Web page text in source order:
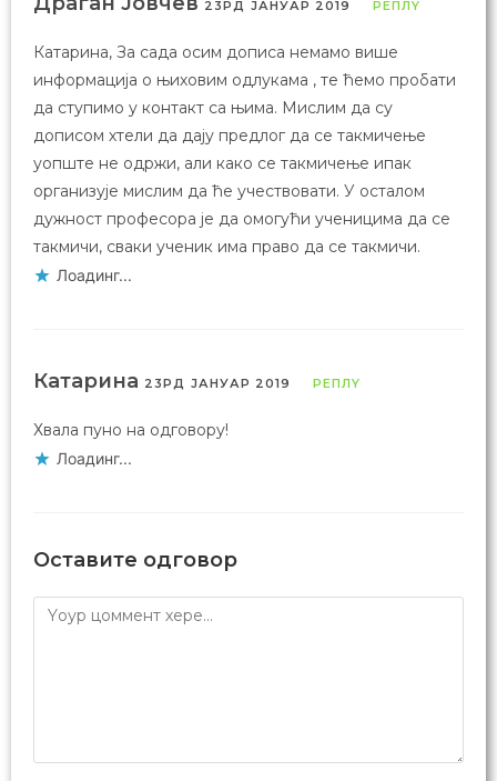
23РД ЈАНУАР 2019 РЕПЛY
Катарина, За сада осим дописа немамо више
информација о њиховим одлукама , те ћемо пробати
да ступимо у контакт са њима. Мислим да су
дописом хтели да дају предлог да се такмичење
уопште не одржи, али како се такмичење ипак
организује мислим да ће учествовати. У осталом
дужност професора је да омогући ученицима да се
такмичи, сваки ученик има право да се такмичи.
Лоадинг...
Катарина 23РД ЈАНУАР 2019 РЕПЛY
Хвала пуно на одговору!
Лоадинг...
Оставите одговор